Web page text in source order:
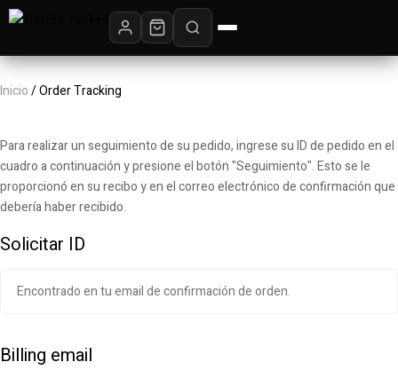
Inicio/ Order Tracking
Para realizar un seguimiento de su pedido, ingrese su ID de pedido en el
cuadro a continuación y presione el botón "Seguimiento". Esto se le
proporcionó en su recibo y en el correo electrónico de confirmación que
debería haber recibido.
Solicitar ID
Billing email